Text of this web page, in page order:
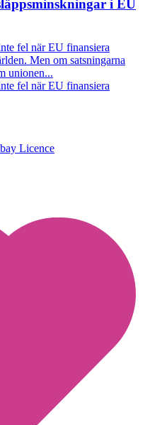
i EU
fel när EU finansiera
Men om satsningarna
unionen...
fel när EU finansiera
Licence